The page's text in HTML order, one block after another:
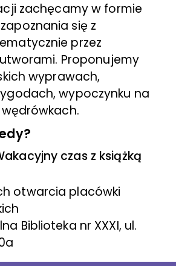
zachęcamy w formie
się z
przez
Proponujemy
wyprawach,
wypoczynku na
czas z książką
otwarcia placówki
Biblioteka nr XXXI, ul.